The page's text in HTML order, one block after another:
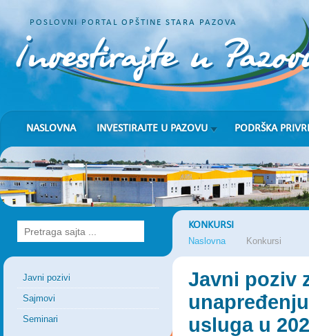
POSLOVNI PORTAL OPŠTINE STARA PAZOVA
NASLOVNA INVESTIRAJTE U PAZOVU PODRŠKA
Javni pozivi
Sajmovi
Seminari
KONKURSI
Naslovna Konkursi
Javni poziv
usluga u